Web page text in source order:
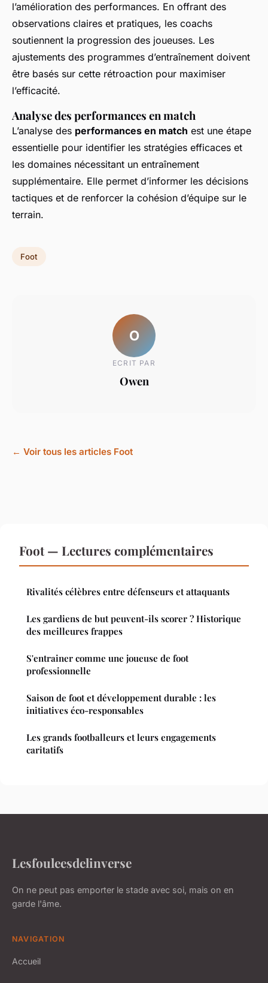
l’amélioration des performances. En offrant des
observations claires et pratiques, les coachs
soutiennent la progression des joueuses. Les
ajustements des programmes d’entraînement doivent
être basés sur cette rétroaction pour maximiser
l’efficacité.
Analyse des performances en match
L’analyse des performances en match est une étape
essentielle pour identifier les stratégies efficaces et
les domaines nécessitant un entraînement
supplémentaire. Elle permet d’informer les décisions
tactiques et de renforcer la cohésion d’équipe sur le
terrain.
Foot
O
ECRIT PAR
Owen
← Voir tous les articles Foot
Foot — Lectures complémentaires
Rivalités célèbres entre défenseurs et attaquants
Les gardiens de but peuvent-ils scorer ? Historique
des meilleures frappes
S'entrainer comme une joueuse de foot
professionnelle
Saison de foot et développement durable : les
initiatives éco-responsables
Les grands footballeurs et leurs engagements
caritatifs
Lesfouleesdelinverse
On ne peut pas emporter le stade avec soi, mais on en
garde l'âme.
NAVIGATION
Accueil